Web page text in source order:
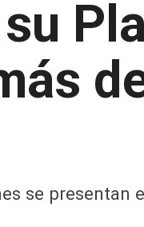
se presentan